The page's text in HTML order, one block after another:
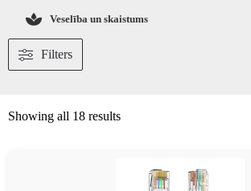
Veselība un skaistums
Filters
Showing all 18 results